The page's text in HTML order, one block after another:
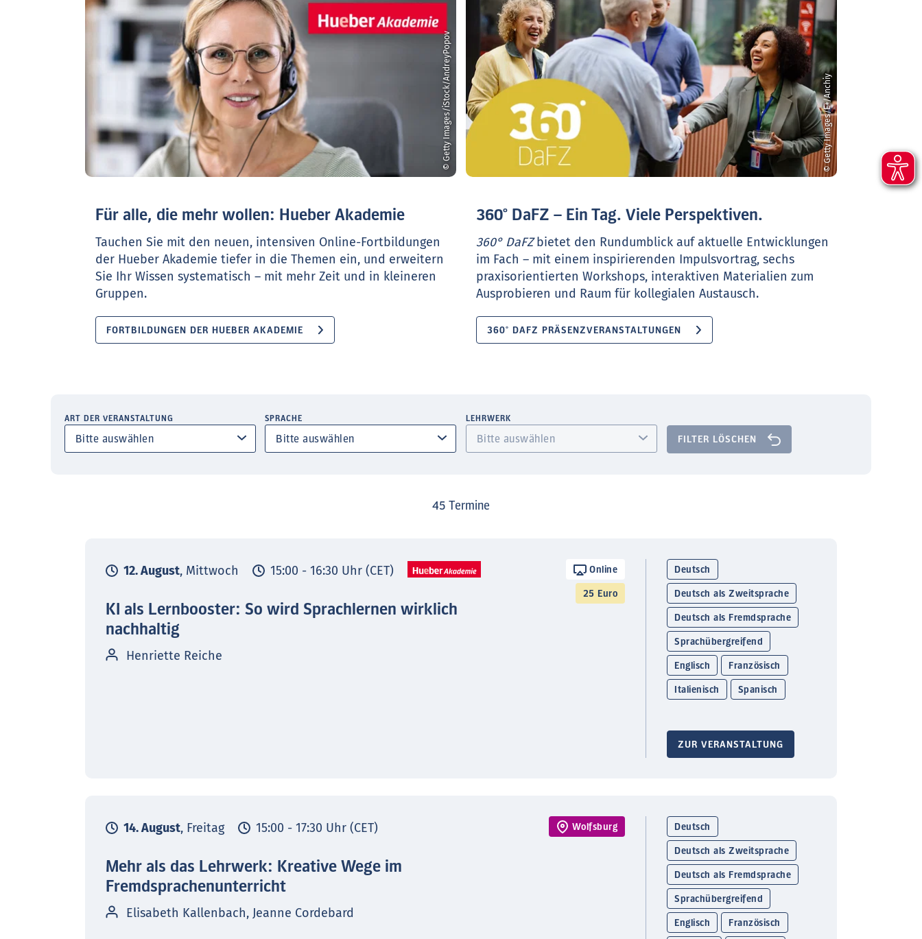
© Getty Images/iStock/AndreyPopov
Für alle, die mehr wollen: Hueber Akademie
Tauchen Sie mit den neuen, intensiven Online-Fortbildungen
der Hueber Akademie tiefer in die Themen ein, und erweitern
Sie Ihr Wissen systematisch – mit mehr Zeit und in kleineren
Gruppen.
FORTBILDUNGEN DER HUEBER AKADEMIE
© Getty Images/E+/Anchiy
360° DaFZ – Ein Tag. Viele Perspektiven.
360° DaFZbietet den Rundumblick auf aktuelle Entwicklungen
im Fach – mit einem inspirierenden Impulsvortrag, sechs
praxisorientierten Workshops, interaktiven Materialien zum
Ausprobieren und Raum für kollegialen Austausch.
360° DAFZ PRÄSENZVERANSTALTUNGEN
ART DER VERANSTALTUNG SPRACHE LEHRWERK
FILTER LÖSCHEN
45 Termine
12. August, Mittwoch 15:00 - 16:30 Uhr (CET) Online
25 Euro
KI als Lernbooster: So wird Sprachlernen wirklich
nachhaltig
Henriette Reiche
Deutsch
Deutsch als Zweitsprache
Deutsch als Fremdsprache
Sprachübergreifend
Englisch Französisch
Italienisch Spanisch
ZUR VERANSTALTUNG
14. August, Freitag 15:00 - 17:30 Uhr (CET) Wolfsburg
Mehr als das Lehrwerk: Kreative Wege im
Fremdsprachenunterricht
Elisabeth Kallenbach, Jeanne Cordebard
Deutsch
Deutsch als Zweitsprache
Deutsch als Fremdsprache
Sprachübergreifend
Englisch Französisch